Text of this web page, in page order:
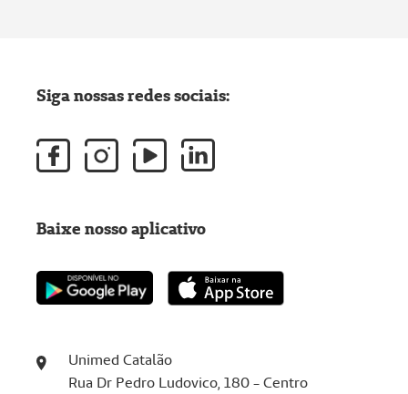
Unimed Catalão
Rua Dr Pedro Ludovico, 180 - Centro
Siga nossas redes sociais:
Baixe nosso aplicativo